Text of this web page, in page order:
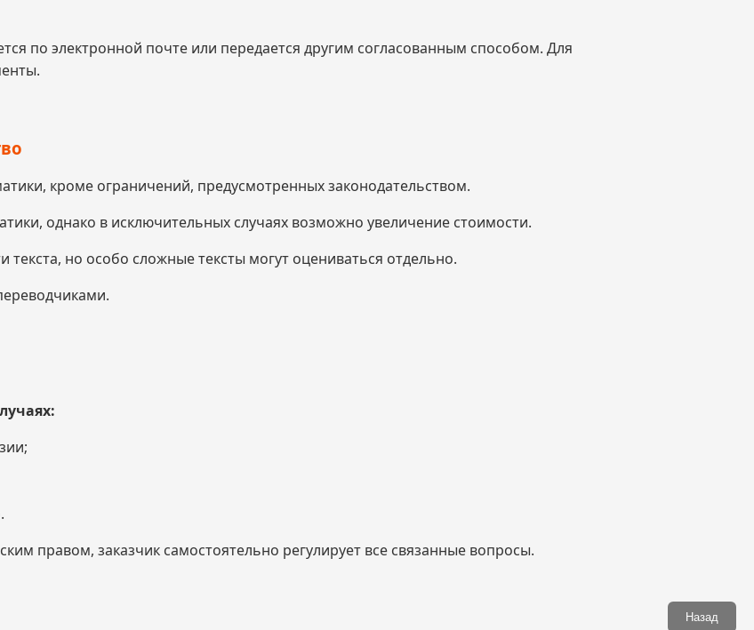
по электронной почте или передается другим согласованным способом. Для
кроме ограничений, предусмотренных законодательством.
однако в исключительных случаях возможно увеличение стоимости.
но особо сложные тексты могут оцениваться отдельно.
правом, заказчик самостоятельно регулирует все связанные вопросы.
Назад